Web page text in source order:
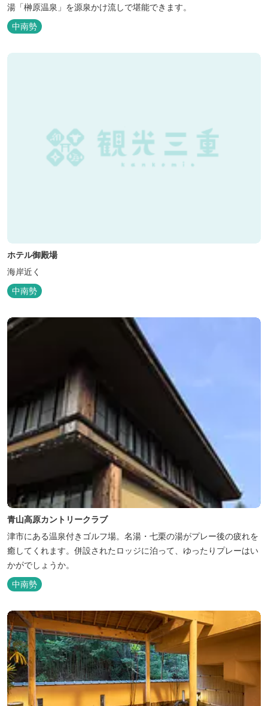
湯「榊原温泉」を源泉かけ流しで堪能できます。
中南勢
ホテル御殿場
海岸近く
中南勢
青山高原カントリークラブ
津市にある温泉付きゴルフ場。名湯・七栗の湯がプレー後の疲れを
癒してくれます。併設されたロッジに泊って、ゆったりプレーはい
かがでしょうか。
中南勢